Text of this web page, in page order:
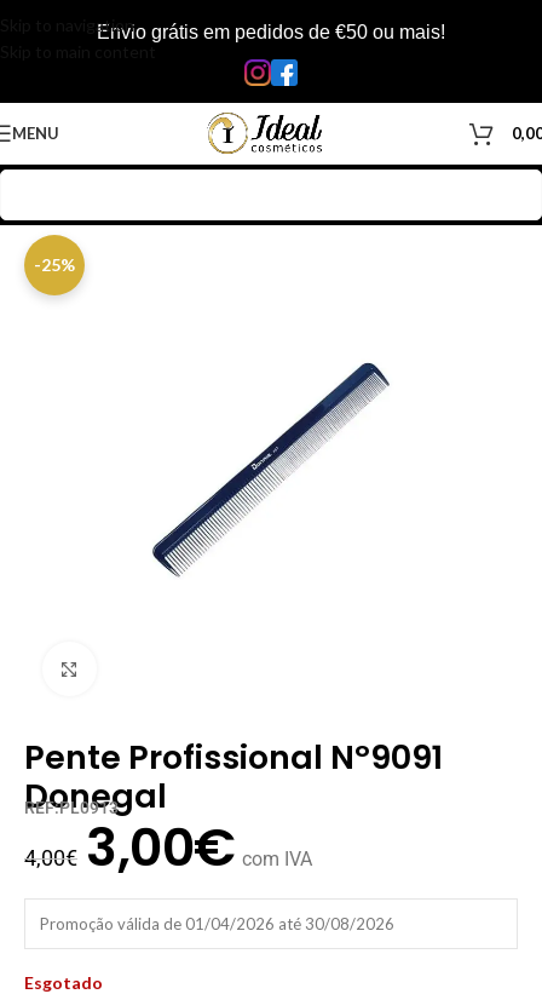
Skip to navigationEnvio grátis em pedidos de €50 ou mais!
MENU
-25%
Pente Profissional Nº9091
Donegal
REF:PL0913
4,00€ 3,00€ com IVA
Promoção válida de 01/04/2026 até 30/08/2026
Esgotado